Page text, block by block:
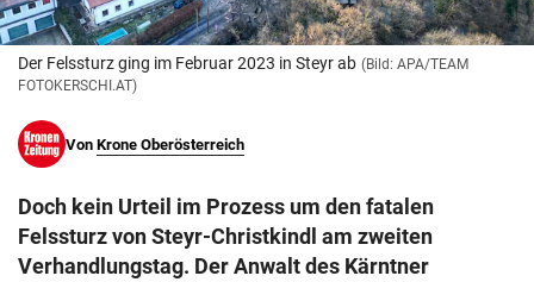
Der Felssturz ging im Februar 2023 in Steyr ab (Bild: APA/TEAM
FOTOKERSCHI.AT)
Von Krone Oberösterreich
Doch kein Urteil im Prozess um den fatalen
Felssturz von Steyr-Christkindl am zweiten
Verhandlungstag. Der Anwalt des Kärntner